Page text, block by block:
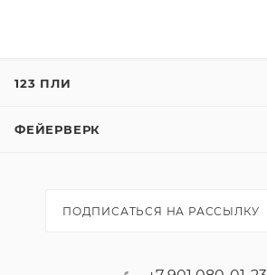
123 ПЛИ
ФЕЙЕРВЕРК
ПОДПИСАТЬСЯ НА РАССЫЛКУ